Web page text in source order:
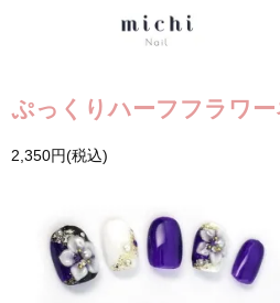
ぷっくりハーフフラワ
2,350円(税込)